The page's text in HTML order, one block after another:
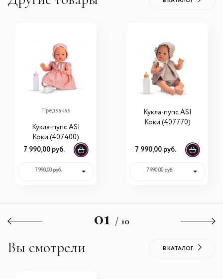
Предзаказ
Кукла-пупс ASI
Коки (407400)
7 990,00 руб.
7 990,00 руб.
Кукла-пупс ASI
Коки (407770)
7 990,00 руб.
7 990,00 руб.
01 / 10
Вы смотрели В КАТАЛОГ